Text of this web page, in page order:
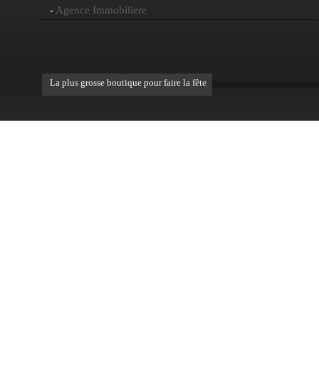
- Agence Immobiliere
La plus grosse boutique pour faire la fête